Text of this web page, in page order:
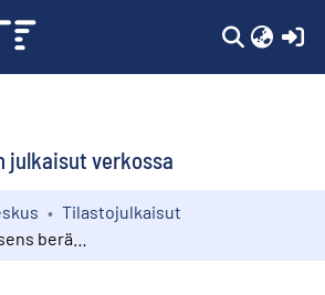
julkaisut verkossa
Tilastojulkaisut